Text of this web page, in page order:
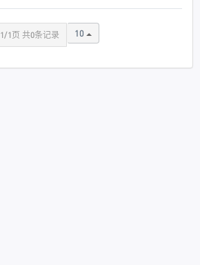
1/1页 共0条记录 10